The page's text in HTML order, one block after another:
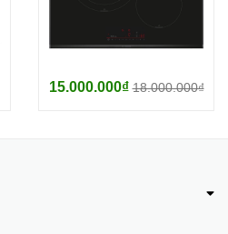
15.000.000₫18.000.000₫